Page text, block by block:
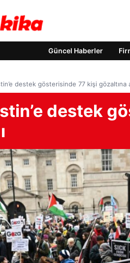
Güncel Haberler
destek gösterisinde 77 kişi gözaltına
destek